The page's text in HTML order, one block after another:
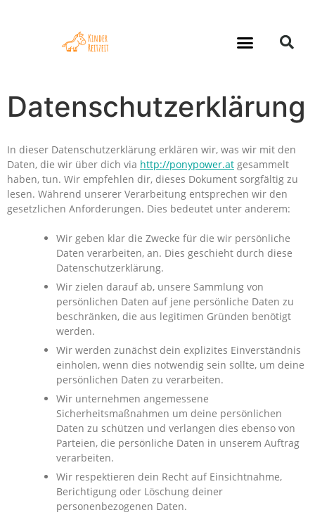
Datenschutzerklärung
In dieser Datenschutzerklärung erklären wir, was wir mit den
Daten, die wir über dich via http://ponypower.at gesammelt
haben, tun. Wir empfehlen dir, dieses Dokument sorgfältig zu
lesen. Während unserer Verarbeitung entsprechen wir den
gesetzlichen Anforderungen. Dies bedeutet unter anderem:
Wir geben klar die Zwecke für die wir persönliche
Daten verarbeiten, an. Dies geschieht durch diese
Datenschutzerklärung.
Wir zielen darauf ab, unsere Sammlung von
persönlichen Daten auf jene persönliche Daten zu
beschränken, die aus legitimen Gründen benötigt
werden.
Wir werden zunächst dein explizites Einverständnis
einholen, wenn dies notwendig sein sollte, um deine
persönlichen Daten zu verarbeiten.
Wir unternehmen angemessene
Sicherheitsmaßnahmen um deine persönlichen
Daten zu schützen und verlangen dies ebenso von
Parteien, die persönliche Daten in unserem Auftrag
verarbeiten.
Wir respektieren dein Recht auf Einsichtnahme,
Berichtigung oder Löschung deiner
personenbezogenen Daten.